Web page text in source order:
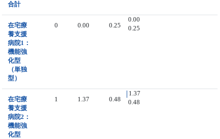
合計
在宅療
養支援
病院1：
機能強
化型
（単独
型）
0 0.00 0.25
0.00
0.25
在宅療
養支援
病院2：
機能強
化型
1 1.37 0.48
1.37
0.48